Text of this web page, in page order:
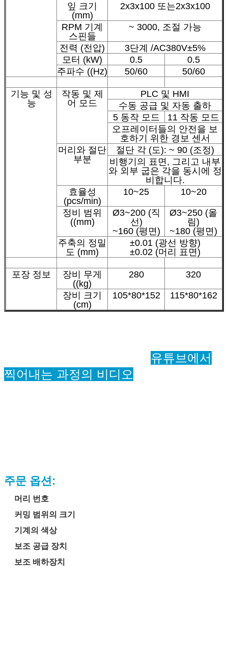
잎 크기
(mm)
2x3x100 또는2x3x100
RPM 기계
스핀들
~ 3000, 조절 가능
전력 (전압)
3단계 /AC380V±5%
모터 (kW)
0.5
0.5
주파수 ((Hz)
50/60 50/60
기능 및 성
능
작동 및 제
어 모드
PLC 및 HMI
수동 공급 및 자동 출하
5 동작 모드
11 작동 모드
오프레이터들의 안전을 보
호하기 위한 경보 센서
머리와 절단
부분
절단 각 (도): ~ 90 (조정)
비행기의 표면, 그리고 내부
와 외부 굽은 각을 동시에 정
비합니다.
효율성
(pcs/min)
10~25 10~20
정비 범위
((mm)
Ø3~200 (직
선)
~160 (평면)
Ø3~250 (올
림)
~180 (평면)
주축의 정밀
도 (mm)
±0.01 (광선 방향)
±0.02 (머리 표면)
포장 정보
장비 무게
((kg)
280 320
장비 크기
(cm)
105*80*152 115*80*162
유튜브에서
찍어내는 과정의 비디오
주문 옵션:
머리 번호
커밍 범위의 크기
기계의 색상
보조 공급 장치
보조 배하장치